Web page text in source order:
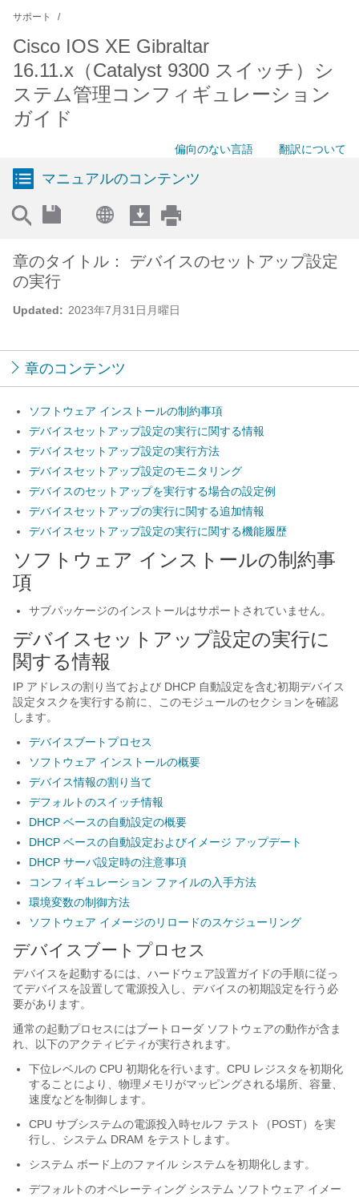
サポート
Cisco IOS XE Gibraltar
16.11.x（Catalyst 9300 スイッチ）シ
ステム管理コンフィギュレーション
ガイド
偏向のない言語 翻訳について
マニュアルのコンテンツ
Updated: 2023年7月31日月曜日
章のタイトル： デバイスのセットアップ設定
の実行
章のコンテンツ
ソフトウェア インストールの制約事項
デバイスセットアップ設定の実行に関する情報
デバイスセットアップ設定の実行方法
デバイスセットアップ設定のモニタリング
デバイスのセットアップを実行する場合の設定例
デバイスセットアップの実行に関する追加情報
デバイスセットアップ設定の実行に関する機能履歴
ソフトウェア インストールの制約事
項
サブパッケージのインストールはサポートされていません。
デバイスセットアップ設定の実行に
関する情報
IP アドレスの割り当ておよび DHCP 自動設定を含む初期デバイス
設定タスクを実行する前に、このモジュールのセクションを確認
します。
デバイスブートプロセス
ソフトウェア インストールの概要
デバイス情報の割り当て
デフォルトのスイッチ情報
DHCP ベースの自動設定の概要
DHCP ベースの自動設定およびイメージ アップデート
DHCP サーバ設定時の注意事項
コンフィギュレーション ファイルの入手方法
環境変数の制御方法
ソフトウェア イメージのリロードのスケジューリング
デバイスブートプロセス
デバイスを起動するには、ハードウェア設置ガイドの手順に従っ
てデバイスを設置して電源投入し、デバイスの初期設定を行う必
要があります。
通常の起動プロセスにはブートローダ ソフトウェアの動作が含ま
れ、以下のアクティビティが実行されます。
下位レベルの CPU 初期化を行います。CPU レジスタを初期化
することにより、物理メモリがマッピングされる場所、容量、
速度などを制御します。
CPU サブシステムの電源投入時セルフ テスト（POST）を実
行し、システム DRAM をテストします。
システム ボード上のファイル システムを初期化します。
デフォルトのオペレーティング システム ソフトウェア イメー